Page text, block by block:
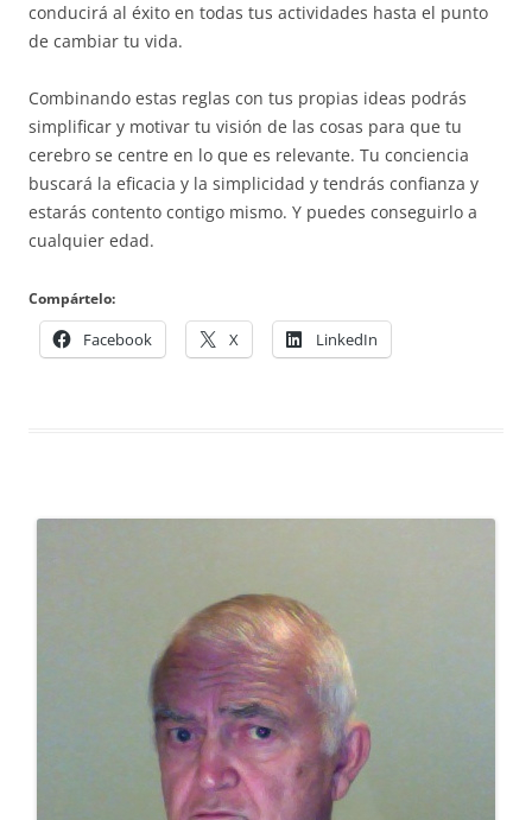
conducirá al éxito en todas tus actividades hasta el punto
de cambiar tu vida.
Combinando estas reglas con tus propias ideas podrás
simplificar y motivar tu visión de las cosas para que tu
cerebro se centre en lo que es relevante. Tu conciencia
buscará la eficacia y la simplicidad y tendrás confianza y
estarás contento contigo mismo. Y puedes conseguirlo a
cualquier edad.
Compártelo:
Facebook X LinkedIn